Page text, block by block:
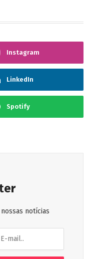
Instagram
LinkedIn
Spotify
notícias